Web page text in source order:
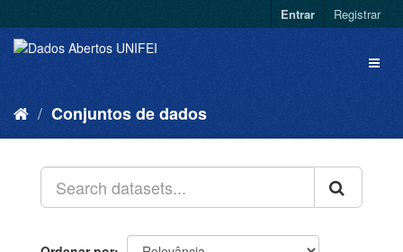
Entrar Registrar
Conjuntos de dados